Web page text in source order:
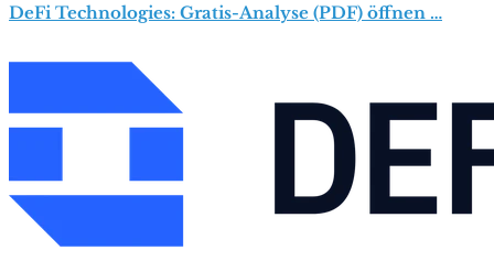
DeFi Technologies: Gratis-Analyse (PDF) öffnen …